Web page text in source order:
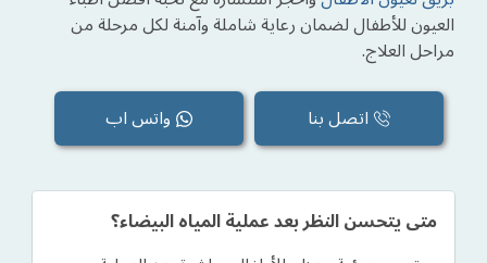
العيون للأطفال لضمان رعاية شاملة وآمنة لكل مرحلة من
مراحل العلاج.
اتصل بنا
واتس اب
متى يتحسن النظر بعد عملية المياه البيضاء؟